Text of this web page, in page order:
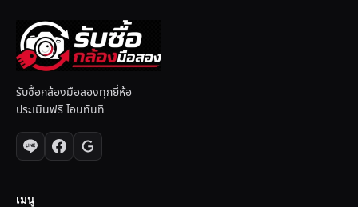
รับซื้อกล้องมือสองทุกยี่ห้อ
ประเมินฟรี โอนทันที
เมนู